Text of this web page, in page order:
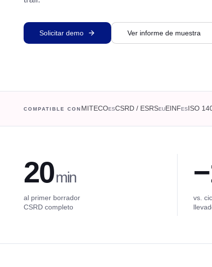
Solicitar demo Ver informe de muestra
COMPATIBLE CON MITECOESCSRD / ESRSEUEINFESISO
20min
al primer borrador
CSRD completo
vs.